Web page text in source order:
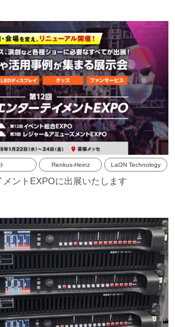
Renkus-Heinz LaON Technology
ントEXPOに出展いたします